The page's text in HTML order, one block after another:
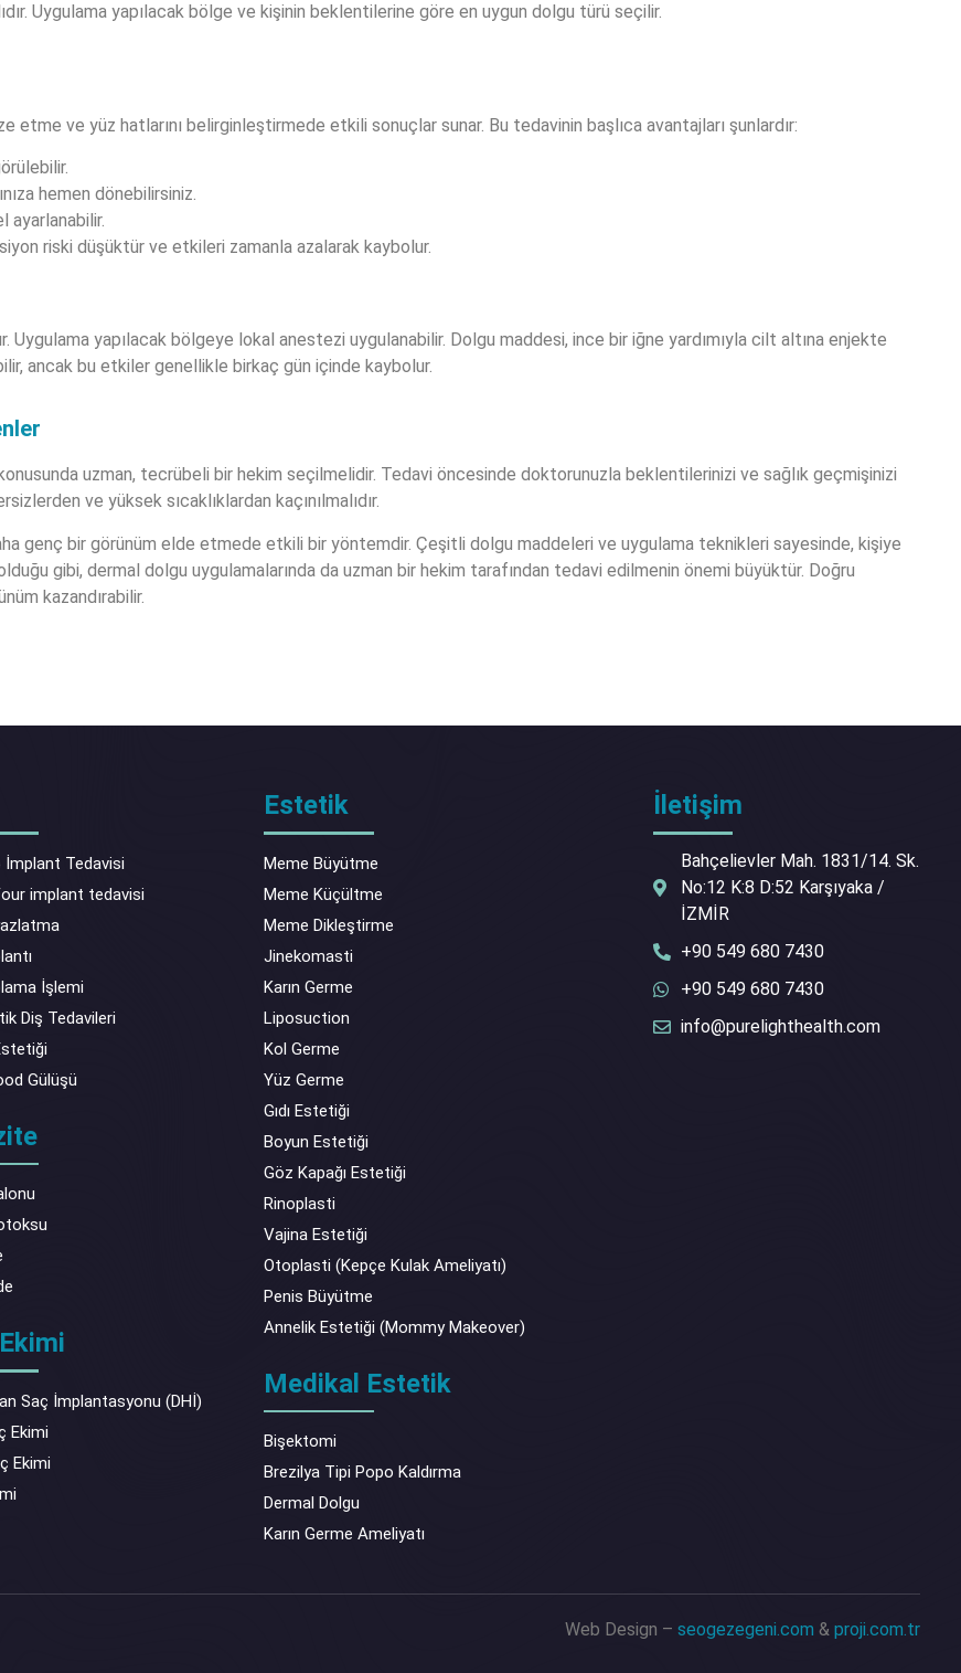
Uygulama yapılacak bölge ve kişinin beklentilerine göre en uygun dolgu türü seçilir.
ve yüz hatlarını belirginleştirmede etkili sonuçlar sunar. Bu tedavinin başlıca avantajları şunlardır:
hemen dönebilirsiniz.
ayarlanabilir.
riski düşüktür ve etkileri zamanla azalarak kaybolur.
Uygulama yapılacak bölgeye lokal anestezi uygulanabilir. Dolgu maddesi, ince bir iğne yardımıyla cilt altına enjekte
ancak bu etkiler genellikle birkaç gün içinde kaybolur.
uzman, tecrübeli bir hekim seçilmelidir. Tedavi öncesinde doktorunuzla beklentilerinizi ve sağlık geçmişinizi
ve yüksek sıcaklıklardan kaçınılmalıdır.
genç bir görünüm elde etmede etkili bir yöntemdir. Çeşitli dolgu maddeleri ve uygulama teknikleri sayesinde, kişiye
gibi, dermal dolgu uygulamalarında da uzman bir hekim tarafından tedavi edilmenin önemi büyüktür. Doğru
kazandırabilir.
İmplant Tedavisi
implant tedavisi
İşlemi
Diş Tedavileri
Gülüşü
Saç İmplantasyonu (DHİ)
Ekimi
Ekimi
Estetik
Meme Büyütme
Meme Küçültme
Meme Dikleştirme
Jinekomasti
Karın Germe
Liposuction
Kol Germe
Yüz Germe
Gıdı Estetiği
Boyun Estetiği
Göz Kapağı Estetiği
Rinoplasti
Vajina Estetiği
Otoplasti (Kepçe Kulak Ameliyatı)
Penis Büyütme
Annelik Estetiği (Mommy Makeover)
Medikal Estetik
Bişektomi
Brezilya Tipi Popo Kaldırma
Dermal Dolgu
Karın Germe Ameliyatı
İletişim
Bahçelievler Mah. 1831/14. Sk.
No:12 K:8 D:52 Karşıyaka /
İZMİR
+90 549 680 7430
+90 549 680 7430
info@purelighthealth.com
Web Design – seogezegeni.com & proji.com.tr